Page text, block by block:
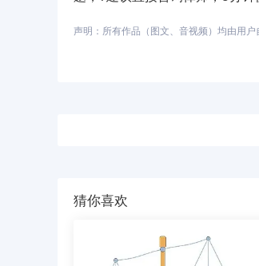
声明：所有作品（图文、音视频）均由用
猜你喜欢